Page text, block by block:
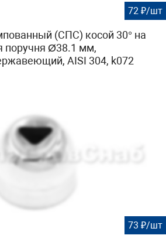
72 ₽/шт
(СПС) косой 30° на
поручня Ø38.1 мм,
AISI 304, k072
73 ₽/шт